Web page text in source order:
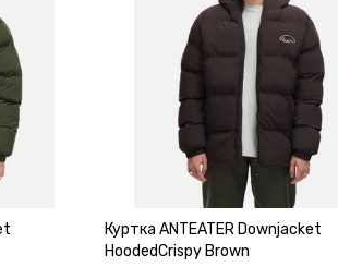
Куртка ANTEATER Downjacket
HoodedCrispy Brown